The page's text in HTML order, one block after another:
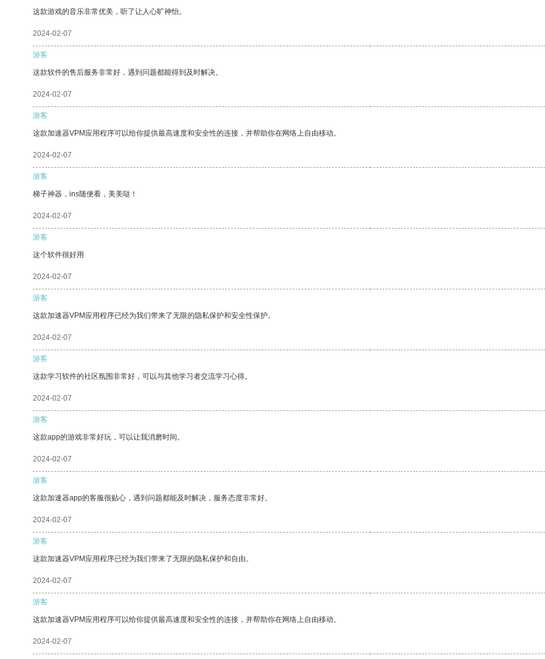
这款游戏的音乐非常优美，听了让人心旷神怡。
2024-02-07
游客
这款软件的售后服务非常好，遇到问题都能得到及时解决。
2024-02-07
游客
这款加速器VPM应用程序可以给你提供最高速度和安全性的连接，并帮助你在网络上自由移动。
2024-02-07
游客
梯子神器，ins随便看，美美哒！
2024-02-07
游客
这个软件很好用
2024-02-07
游客
这款加速器VPM应用程序已经为我们带来了无限的隐私保护和安全性保护。
2024-02-07
游客
这款学习软件的社区氛围非常好，可以与其他学习者交流学习心得。
2024-02-07
游客
这款app的游戏非常好玩，可以让我消磨时间。
2024-02-07
游客
这款加速器app的客服很贴心，遇到问题都能及时解决，服务态度非常好。
2024-02-07
游客
这款加速器VPM应用程序已经为我们带来了无限的隐私保护和自由。
2024-02-07
游客
这款加速器VPM应用程序可以给你提供最高速度和安全性的连接，并帮助你在网络上自由移动。
2024-02-07